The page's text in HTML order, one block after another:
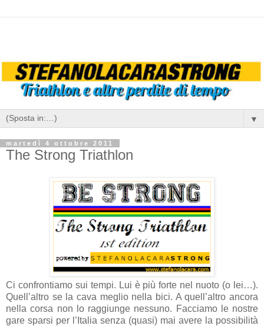
▼
martedì 4 ottobre 2011
The Strong Triathlon
Ci confrontiamo sui tempi. Lui è più forte nel nuoto (o lei…).
Quell’altro se la cava meglio nella bici. A quell’altro ancora
nella corsa non lo raggiunge nessuno. Facciamo le nostre
gare sparsi per l’Italia senza (quasi) mai avere la possibilità